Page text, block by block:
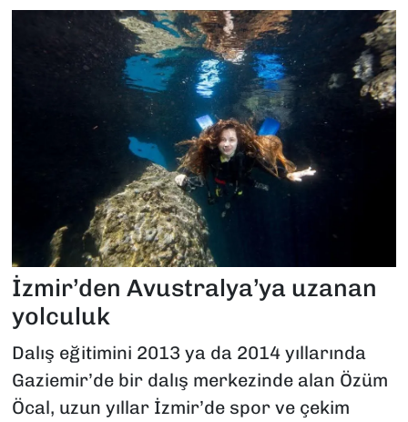
İzmir’den Avustralya’ya uzanan
yolculuk
Dalış eğitimini 2013 ya da 2014 yıllarında
Gaziemir’de bir dalış merkezinde alan Özüm
Öcal, uzun yıllar İzmir’de spor ve çekim